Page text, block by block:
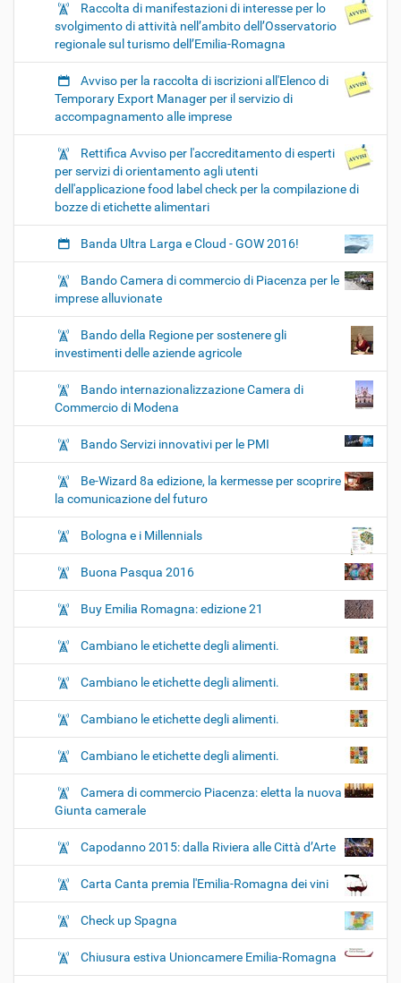
Raccolta di manifestazioni di interesse per lo
svolgimento di attività nell’ambito dell’Osservatorio
regionale sul turismo dell’Emilia-Romagna
Avviso per la raccolta di iscrizioni all'Elenco di
Temporary Export Manager per il servizio di
accompagnamento alle imprese
Rettifica Avviso per l'accreditamento di esperti
per servizi di orientamento agli utenti
dell'applicazione food label check per la compilazione di
bozze di etichette alimentari
Banda Ultra Larga e Cloud - GOW 2016!
Bando Camera di commercio di Piacenza per le
imprese alluvionate
Bando della Regione per sostenere gli
investimenti delle aziende agricole
Bando internazionalizzazione Camera di
Commercio di Modena
Bando Servizi innovativi per le PMI
Be-Wizard 8a edizione, la kermesse per scoprire
la comunicazione del futuro
Bologna e i Millennials
Buona Pasqua 2016
Buy Emilia Romagna: edizione 21
Cambiano le etichette degli alimenti.
Cambiano le etichette degli alimenti.
Cambiano le etichette degli alimenti.
Cambiano le etichette degli alimenti.
Camera di commercio Piacenza: eletta la nuova
Giunta camerale
Capodanno 2015: dalla Riviera alle Città d’Arte
Carta Canta premia l'Emilia-Romagna dei vini
Check up Spagna
Chiusura estiva Unioncamere Emilia-Romagna